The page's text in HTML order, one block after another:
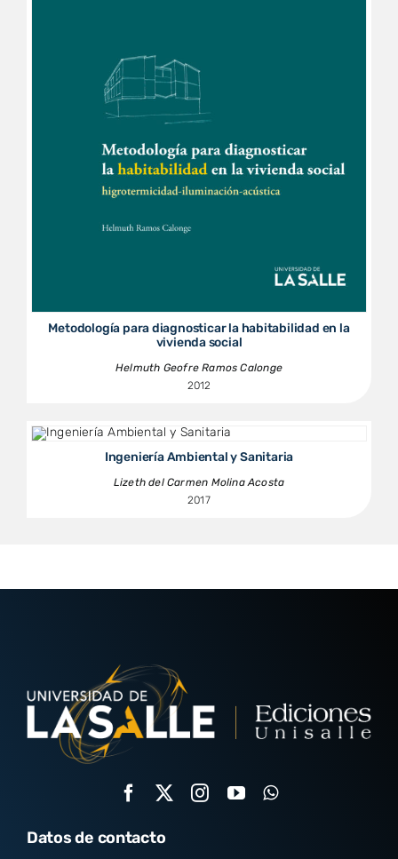
Metodología para diagnosticar la habitabilidad en la
vivienda social
Helmuth Geofre Ramos Calonge
2012
Ingeniería Ambiental y Sanitaria
Lizeth del Carmen Molina Acosta
2017
Datos de contacto